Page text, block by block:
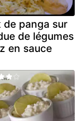
de panga sur
de légumes
en sauce